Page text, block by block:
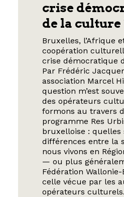
crise
de la culture
Bruxelles, l’Afrique
coopération
crise démocratique
Par Frédéric
association Marcel
question m’est
des opérateurs
formons au travers
programme Res
bruxelloise : quelles
différences entre la
nous vivons en
— ou plus
Fédération
celle vécue par les
opérateurs